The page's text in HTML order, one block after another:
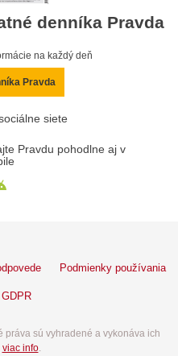
denníka Pravda
na každý deň
Pravda
siete
Pravdu pohodlne aj v
Podmienky používania
GDPR
práva sú vyhradené a vykonáva ich
viac info.